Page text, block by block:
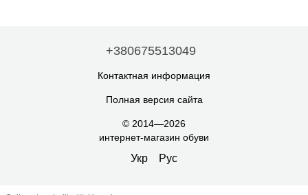
+380675513049
Контактная информация
Полная версия сайта
© 2014—2026
интернет-магазин обуви
Укр Рус